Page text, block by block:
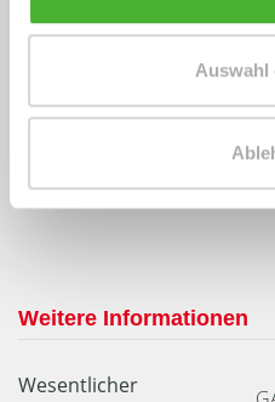
Auswahl
Energieausweis
Weitere Informationen
Wesentlicher